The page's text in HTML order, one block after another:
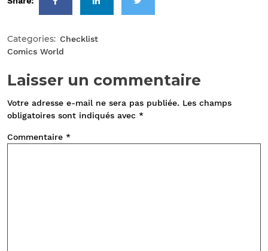
Categories: Checklist
Comics World
Laisser un commentaire
Votre adresse e-mail ne sera pas publiée. Les champs
obligatoires sont indiqués avec *
Commentaire *